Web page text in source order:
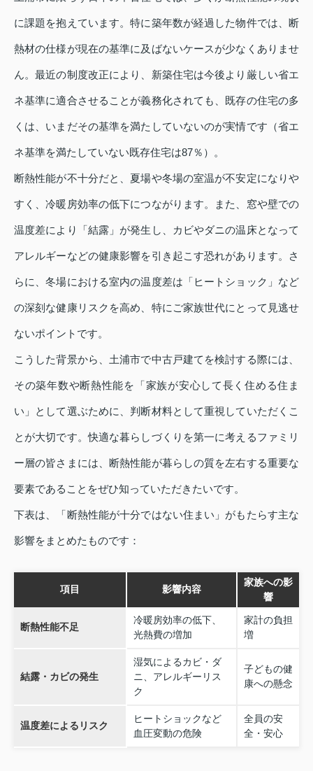
に課題を抱えています。特に築年数が経過した物件では、断
熱材の仕様が現在の基準に及ばないケースが少なくありませ
ん。最近の制度改正により、新築住宅は今後より厳しい省エ
ネ基準に適合させることが義務化されても、既存の住宅の多
くは、いまだその基準を満たしていないのが実情です（省エ
ネ基準を満たしていない既存住宅は87％）。
断熱性能が不十分だと、夏場や冬場の室温が不安定になりや
すく、冷暖房効率の低下につながります。また、窓や壁での
温度差により「結露」が発生し、カビやダニの温床となって
アレルギーなどの健康影響を引き起こす恐れがあります。さ
らに、冬場における室内の温度差は「ヒートショック」など
の深刻な健康リスクを高め、特にご家族世代にとって見逃せ
ないポイントです。
こうした背景から、土浦市で中古戸建てを検討する際には、
その築年数や断熱性能を「家族が安心して長く住める住ま
い」として選ぶために、判断材料として重視していただくこ
とが大切です。快適な暮らしづくりを第一に考えるファミリ
ー層の皆さまには、断熱性能が暮らしの質を左右する重要な
要素であることをぜひ知っていただきたいです。
下表は、「断熱性能が十分ではない住まい」がもたらす主な
影響をまとめたものです：
項目 影響内容
家族への影
響
断熱性能不足
冷暖房効率の低下、
光熱費の増加
家計の負担
増
結露・カビの発生
湿気によるカビ・ダ
ニ、アレルギーリス
ク
子どもの健
康への懸念
温度差によるリスク
ヒートショックなど
血圧変動の危険
全員の安
全・安心